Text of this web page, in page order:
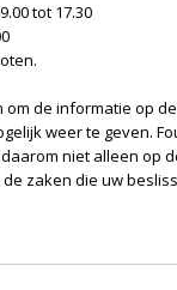
tot 17.30
om de informatie op
weer te geven.
niet alleen op
zaken die uw